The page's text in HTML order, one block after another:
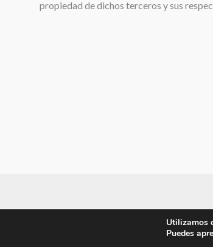
propiedad de dichos terceros y sus
Utilizamos
Puedes